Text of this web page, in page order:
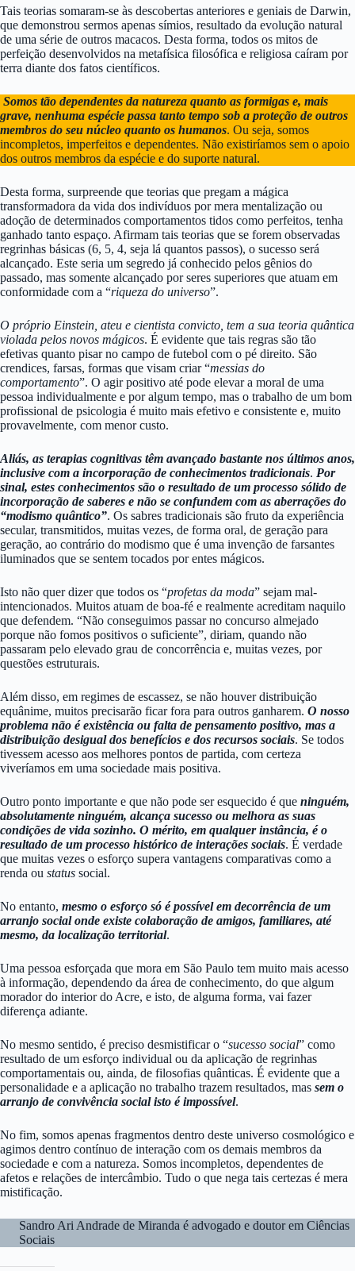
Tais teorias somaram-se às descobertas anteriores e geniais de Darwin,
que demonstrou sermos apenas símios, resultado da evolução natural
de uma série de outros macacos. Desta forma, todos os mitos de
perfeição desenvolvidos na metafísica filosófica e religiosa caíram por
terra diante dos fatos científicos.
Somos tão dependentes da natureza quanto as formigas e, mais
grave, nenhuma espécie passa tanto tempo sob a proteção de outros
membros do seu núcleo quanto os humanos. Ou seja, somos
incompletos, imperfeitos e dependentes. Não existiríamos sem o apoio
dos outros membros da espécie e do suporte natural.
Desta forma, surpreende que teorias que pregam a mágica
transformadora da vida dos indivíduos por mera mentalização ou
adoção de determinados comportamentos tidos como perfeitos, tenha
ganhado tanto espaço. Afirmam tais teorias que se forem observadas
regrinhas básicas (6, 5, 4, seja lá quantos passos), o sucesso será
alcançado. Este seria um segredo já conhecido pelos gênios do
passado, mas somente alcançado por seres superiores que atuam em
conformidade com a “riqueza do universo”.
O próprio Einstein, ateu e cientista convicto, tem a sua teoria quântica
violada pelos novos mágicos. É evidente que tais regras são tão
efetivas quanto pisar no campo de futebol com o pé direito. São
crendices, farsas, formas que visam criar “messias do
comportamento”. O agir positivo até pode elevar a moral de uma
pessoa individualmente e por algum tempo, mas o trabalho de um bom
profissional de psicologia é muito mais efetivo e consistente e, muito
provavelmente, com menor custo.
Aliás, as terapias cognitivas têm avançado bastante nos últimos anos,
inclusive com a incorporação de conhecimentos tradicionais. Por
sinal, estes conhecimentos são o resultado de um processo sólido de
incorporação de saberes e não se confundem com as aberrações do
“modismo quântico”. Os sabres tradicionais são fruto da experiência
secular, transmitidos, muitas vezes, de forma oral, de geração para
geração, ao contrário do modismo que é uma invenção de farsantes
iluminados que se sentem tocados por entes mágicos.
Isto não quer dizer que todos os “profetas da moda” sejam mal-
intencionados. Muitos atuam de boa-fé e realmente acreditam naquilo
que defendem. “Não conseguimos passar no concurso almejado
porque não fomos positivos o suficiente”, diriam, quando não
passaram pelo elevado grau de concorrência e, muitas vezes, por
questões estruturais.
Além disso, em regimes de escassez, se não houver distribuição
equânime, muitos precisarão ficar fora para outros ganharem. O nosso
problema não é existência ou falta de pensamento positivo, mas a
distribuição desigual dos benefícios e dos recursos sociais. Se todos
tivessem acesso aos melhores pontos de partida, com certeza
viveríamos em uma sociedade mais positiva.
Outro ponto importante e que não pode ser esquecido é que ninguém,
absolutamente ninguém, alcança sucesso ou melhora as suas
condições de vida sozinho. O mérito, em qualquer instância, é o
resultado de um processo histórico de interações sociais. É verdade
que muitas vezes o esforço supera vantagens comparativas como a
renda ou status social.
No entanto, mesmo o esforço só é possível em decorrência de um
arranjo social onde existe colaboração de amigos, familiares, até
mesmo, da localização territorial.
Uma pessoa esforçada que mora em São Paulo tem muito mais acesso
à informação, dependendo da área de conhecimento, do que algum
morador do interior do Acre, e isto, de alguma forma, vai fazer
diferença adiante.
No mesmo sentido, é preciso desmistificar o “sucesso social” como
resultado de um esforço individual ou da aplicação de regrinhas
comportamentais ou, ainda, de filosofias quânticas. É evidente que a
personalidade e a aplicação no trabalho trazem resultados, mas sem o
arranjo de convivência social isto é impossível.
No fim, somos apenas fragmentos dentro deste universo cosmológico e
agimos dentro contínuo de interação com os demais membros da
sociedade e com a natureza. Somos incompletos, dependentes de
afetos e relações de intercâmbio. Tudo o que nega tais certezas é mera
mistificação.
Sandro Ari Andrade de Miranda é advogado e doutor em Ciências
Sociais